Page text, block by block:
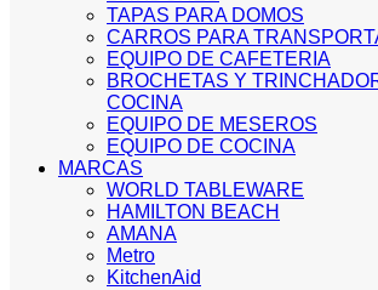
TAPAS PARA DOMOS
CARROS PARA
EQUIPO DE CAFETERIA
BROCHETAS Y
COCINA
EQUIPO DE MESEROS
EQUIPO DE COCINA
MARCAS
WORLD TABLEWARE
HAMILTON BEACH
AMANA
Metro
KitchenAid